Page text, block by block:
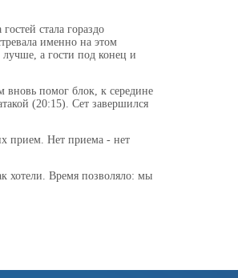
стала гораздо
именно на этом
а гости под конец и
вновь помог блок, к середине
(20:15). Сет завершился
прием. Нет приема - нет
хотели. Время позволяло: мы